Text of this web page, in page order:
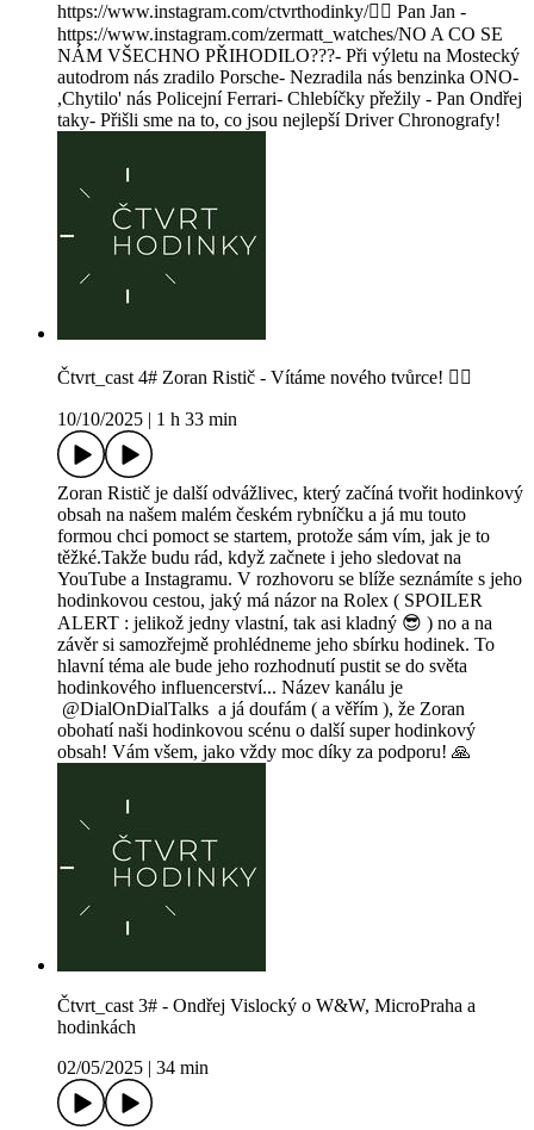
https://www.instagram.com/ctvrthodinky/👱‍♂️ Pan Jan -
https://www.instagram.com/zermatt_watches/NO A CO SE
NÁM VŠECHNO PŘIHODILO???- Při výletu na Mostecký
autodrom nás zradilo Porsche- Nezradila nás benzinka ONO-
,Chytilo' nás Policejní Ferrari- Chlebíčky přežily - Pan Ondřej
taky- Přišli sme na to, co jsou nejlepší Driver Chronografy!
Čtvrt_cast 4# Zoran Ristič - Vítáme nového tvůrce! 🙋‍♂️
10/10/2025 1 h 33 min
Zoran Ristič je další odvážlivec, který začíná tvořit hodinkový
obsah na našem malém českém rybníčku a já mu touto
formou chci pomoct se startem, protože sám vím, jak je to
těžké.Takže budu rád, když začnete i jeho sledovat na
YouTube a Instagramu. V rozhovoru se blíže seznámíte s jeho
hodinkovou cestou, jaký má názor na Rolex ( SPOILER
ALERT : jelikož jedny vlastní, tak asi kladný 😎 ) no a na
závěr si samozřejmě prohlédneme jeho sbírku hodinek. To
hlavní téma ale bude jeho rozhodnutí pustit se do světa
hodinkového influencerství... Název kanálu je
@DialOnDialTalks a já doufám ( a věřím ), že Zoran
obohatí naši hodinkovou scénu o další super hodinkový
obsah! Vám všem, jako vždy moc díky za podporu! 🙏
Čtvrt_cast 3# - Ondřej Vislocký o W&W, MicroPraha a
hodinkách
02/05/2025
34 min